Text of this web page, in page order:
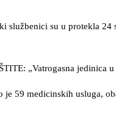
su u protekla 24
„Vatrogasna jedinica
59 medicinskih usluga,